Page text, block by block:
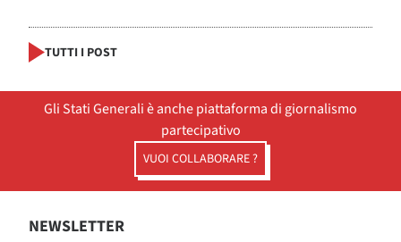
TUTTI I POST
Gli Stati Generali è anche piattaforma di giornalismo
partecipativo
VUOI COLLABORARE ?
NEWSLETTER